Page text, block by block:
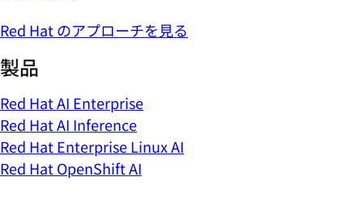
Red Hat のアプローチを見る
製品
Red Hat AI Enterprise
Red Hat AI Inference
Red Hat Enterprise Linux AI
Red Hat OpenShift AI